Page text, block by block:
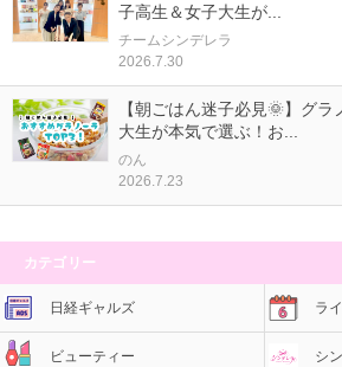
子高生＆女子大生が...
チームシンデレラ
2026.7.30
【朝ごはん迷子必見🌞】グ
大生が本気で選ぶ！お...
のん
2026.7.23
カテゴリー
日経ギャルズ ラ
ビューティー シ